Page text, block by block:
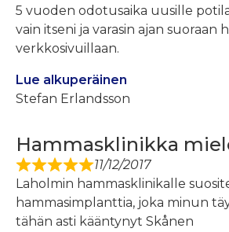
5 vuoden odotusaika uusille
vain itseni ja varasin ajan suoraan
verkkosivuillaan.
Lue alkuperäinen
Stefan Erlandsson
Hammasklinikka
11/12/2017
Laholmin hammasklinikalle
hammasimplanttia, joka minun
tähän asti kääntynyt Skånen